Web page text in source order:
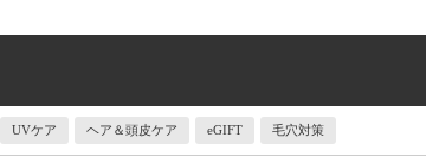
UVケア ヘア＆頭皮ケア eGIFT 毛穴対策